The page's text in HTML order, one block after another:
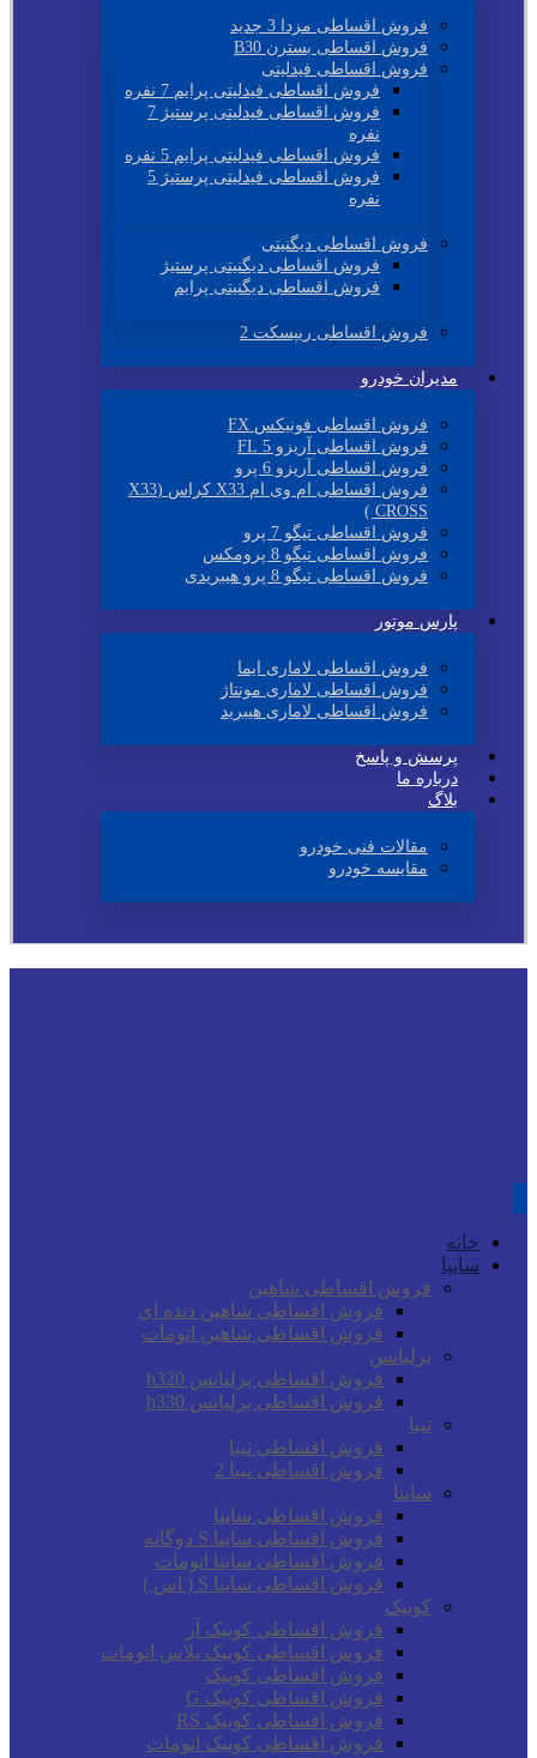
فروش اقساطی مزدا 3 جدید
فروش اقساطی بسترن B30
فروش اقساطی فیدلیتی
فروش اقساطی فیدلیتی پرایم 7 نفره
فروش اقساطی فیدلیتی پرستیژ 7
نفره
فروش اقساطی فیدلیتی پرایم 5 نفره
فروش اقساطی فیدلیتی پرستیژ 5
نفره
فروش اقساطی دیگنیتی
فروش اقساطی دیگنیتی پرستیژ
فروش اقساطی دیگنیتی پرایم
فروش اقساطی ریپسکت 2
مدیران خودرو
فروش اقساطی فونیکس FX
فروش اقساطی آریزو 5 FL
فروش اقساطی آریزو 6 پرو
فروش اقساطی ام وی ام X33 کراس (X33
CROSS )
فروش اقساطی تیگو 7 پرو
فروش اقساطی تیگو 8 پرومکس
فروش اقساطی تیگو 8 پرو هیبریدی
پارس موتور
فروش اقساطی لاماری ایما
فروش اقساطی لاماری مونتاژ
فروش اقساطی لاماری هیبرید
پرسش و پاسخ
درباره ما
بلاگ
مقالات فنی خودرو
مقایسه خودرو
خانه
سایپا
فروش اقساطی شاهین
فروش اقساطی شاهین دنده ای
فروش اقساطی شاهین اتومات
برلیانس
فروش اقساطی برلیانس h320
فروش اقساطی برلیانس h330
تیبا
فروش اقساطی تیبا
فروش اقساطی تیبا 2
ساینا
فروش اقساطی ساینا
فروش اقساطی ساینا S دوگانه
فروش اقساطی ساینا اتومات
فروش اقساطی ساینا S ( اس )
کوییک
فروش اقساطی کوییک آر
فروش اقساطی کوییک پلاس اتومات
فروش اقساطی کوییک
فروش اقساطی کوییک G
فروش اقساطی کوییک RS
فروش اقساطی کوییک اتومات